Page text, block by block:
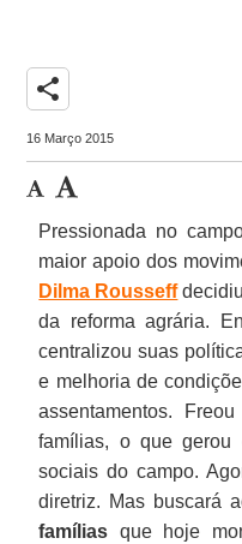
share
16 Março 2015
Pressionada no
maior apoio dos
Dilma Rousseff
da reforma agrária.
centralizou suas
e melhoria de
assentamentos.
famílias, o que gerou
sociais do campo.
diretriz. Mas buscará
famílias que hoje